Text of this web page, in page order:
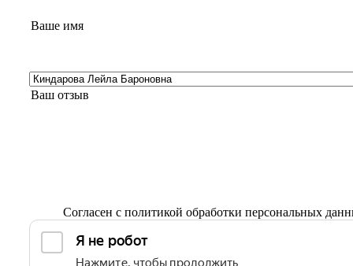
Согласен с политикой обработки персональных